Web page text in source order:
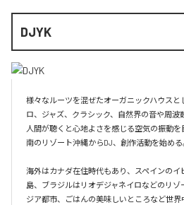
DJYK
様々なルーツを混ぜたオーガニックハウスと
ロ、ジャズ、クラシック、自然界の音や周波
人間が聴くと心地よさを感じる空気の振動
南のリゾート沖縄からDJ、創作活動を始める
海外はカナダ在住時代もあり、スペインのイ
島、ブラジルはリオデジャネイロなどのリ
ジア都市、ごはんの美味しいところなど世